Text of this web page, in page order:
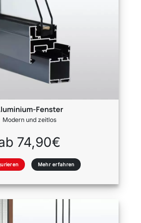
Fenster
Modern und zeitlos
74,90€
Mehr erfahren